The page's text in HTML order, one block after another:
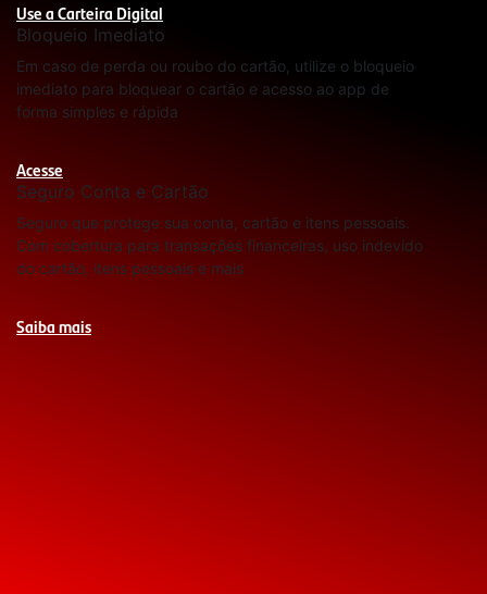
Use a Carteira Digital
Bloqueio Imediato
Em caso de perda ou roubo do cartão, utilize o bloqueio
imediato para bloquear o cartão e acesso ao app de
forma simples e rápida
Acesse
Seguro Conta e Cartão
Seguro que protege sua conta, cartão e itens pessoais.
Com cobertura para transações financeiras, uso indevido
do cartão, itens pessoais e mais
Saiba mais